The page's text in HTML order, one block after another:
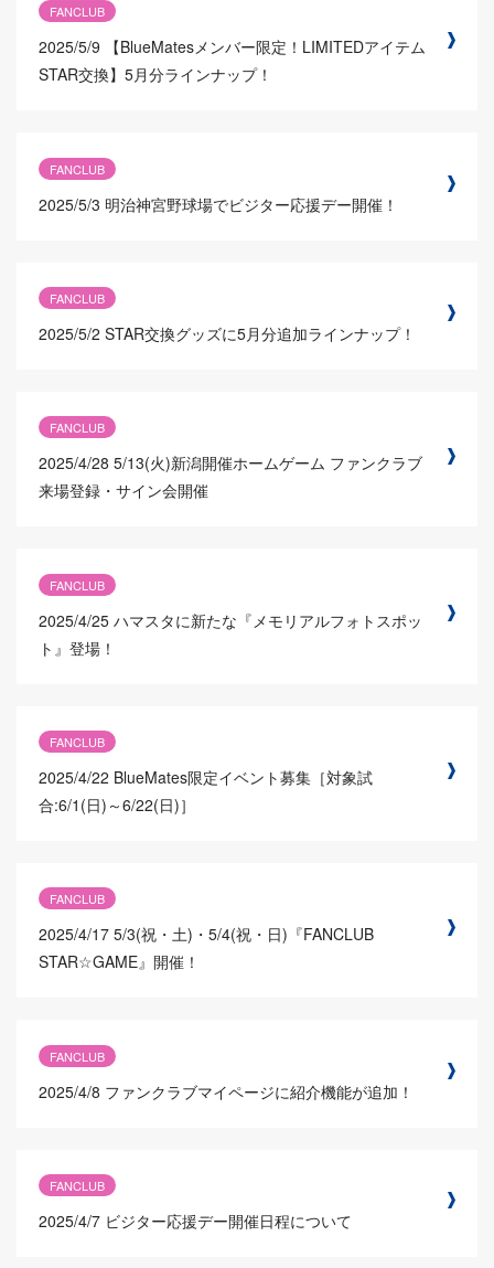
FANCLUB
2025/5/9
【BlueMatesメンバー限定！LIMITEDアイテム
STAR交換】5月分ラインナップ！
FANCLUB
2025/5/3 明治神宮野球場でビジター応援デー開催！
FANCLUB
2025/5/2 STAR交換グッズに5月分追加ラインナップ！
FANCLUB
2025/4/28 5/13(火)新潟開催ホームゲーム ファンクラブ
来場登録・サイン会開催
FANCLUB
2025/4/25 ハマスタに新たな『メモリアルフォトスポッ
ト』登場！
FANCLUB
2025/4/22 BlueMates限定イベント募集［対象試
合:6/1(日)～6/22(日)］
FANCLUB
2025/4/17 5/3(祝・土)・5/4(祝・日)『FANCLUB
STAR☆GAME』開催！
FANCLUB
2025/4/8 ファンクラブマイページに紹介機能が追加！
FANCLUB
2025/4/7 ビジター応援デー開催日程について